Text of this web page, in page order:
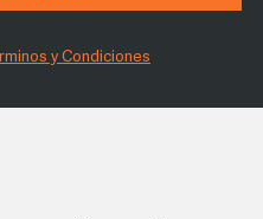
y Condiciones